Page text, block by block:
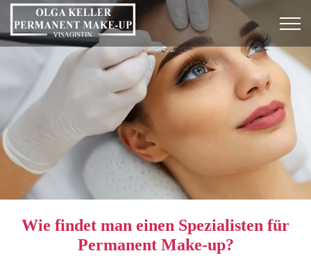
Wie findet man einen Spezialisten für
Permanent Make-up?